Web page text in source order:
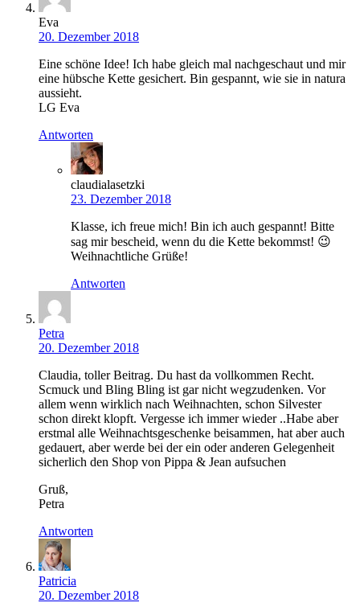
Eva
20. Dezember 2018
Eine schöne Idee! Ich habe gleich mal nachgeschaut und mir
eine hübsche Kette gesichert. Bin gespannt, wie sie in natura
aussieht.
LG Eva
Antworten
claudialasetzki
23. Dezember 2018
Klasse, ich freue mich! Bin ich auch gespannt! Bitte
sag mir bescheid, wenn du die Kette bekommst! 😉
Weihnachtliche Grüße!
Antworten
Petra
20. Dezember 2018
Claudia, toller Beitrag. Du hast da vollkommen Recht.
Scmuck und Bling Bling ist gar nicht wegzudenken. Vor
allem wenn wirklich nach Weihnachten, schon Silvester
schon direkt klopft. Vergesse ich immer wieder ..Habe aber
erstmal alle Weihnachtsgeschenke beisammen, hat aber auch
gedauert, aber werde bei der ein oder anderen Gelegenheit
sicherlich den Shop von Pippa & Jean aufsuchen
Gruß,
Petra
Antworten
Patricia
20. Dezember 2018